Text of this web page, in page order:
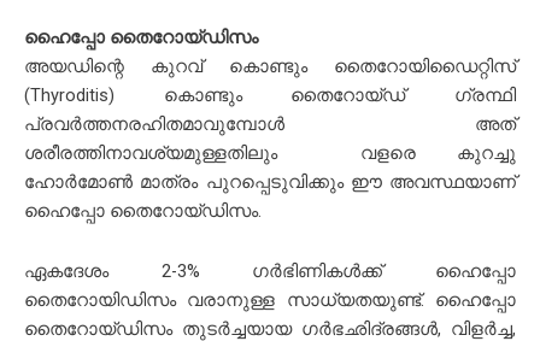
ഹൈപ്പോ തൈറോയ്ഡിസം
അയഡിന്റെ കുറവ് കൊണ്ടും തൈറോയിഡൈറ്റിസ്
(Thyroditis) കൊണ്ടും തൈറോയ്ഡ് ഗ്രന്ഥി
പ്രവർത്തനരഹിതമാവുമ്പോൾ അത്
ശരീരത്തിനാവശ്യമുള്ളതിലും വളരെ കുറച്ചു
ഹോർമോൺ മാത്രം പുറപ്പെടുവിക്കും ഈ അവസ്ഥയാണ്
ഹൈപ്പോ തൈറോയ്ഡിസം.
ഏകദേശം 2-3% ഗർഭിണികൾക്ക് ഹൈപ്പോ
തൈറോയിഡിസം വരാനുള്ള സാധ്യതയുണ്ട്. ഹൈപ്പോ
തൈറോയ്ഡിസം തുടർച്ചയായ ഗർഭഛിദ്രങ്ങൾ, വിളർച്ച,